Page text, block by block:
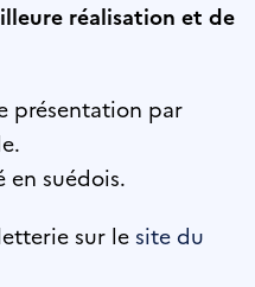
réalisation et de
présentation par
en suédois.
sur le site du